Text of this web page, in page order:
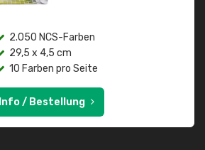
2.050 NCS-Farben
29,5 x 4,5 cm
10 Farben pro Seite
Info / Bestellung